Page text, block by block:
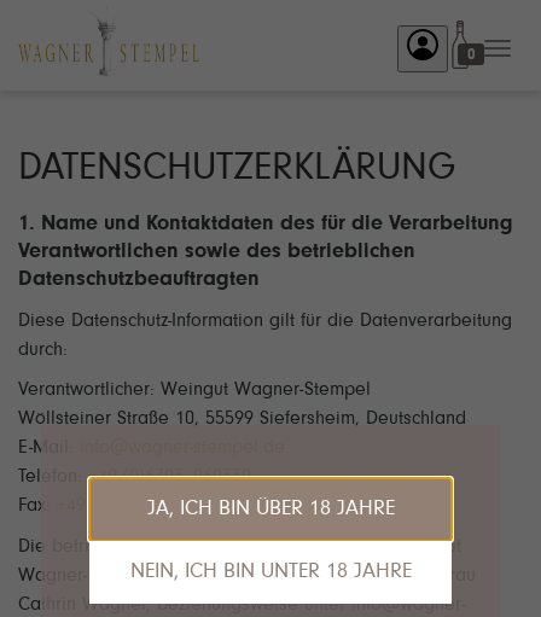
0
DATENSCHUTZERKLÄRUNG
1. Name und Kontaktdaten des für die Verarbeitung
Verantwortlichen sowie des betrieblichen
Datenschutzbeauftragten
Diese Datenschutz-Information gilt für die Datenverarbeitung
durch:
Verantwortlicher: Weingut Wagner-Stempel
Wöllsteiner Straße 10, 55599 Siefersheim, Deutschland
E-Mail:
Telefon:+49 (0)6703–960330
Fax:
+49 (0) 6703–960331
Die betriebliche Datenschutzbeauftragte vom Weingut
Wagner-Stempel ist unter der o.g. Anschrift, zu Hd. Frau
Cathrin Wagner, beziehungsweise unter info@wagner-
JA, ICH BIN ÜBER 18 JAHRE
NEIN, ICH BIN UNTER 18 JAHRE